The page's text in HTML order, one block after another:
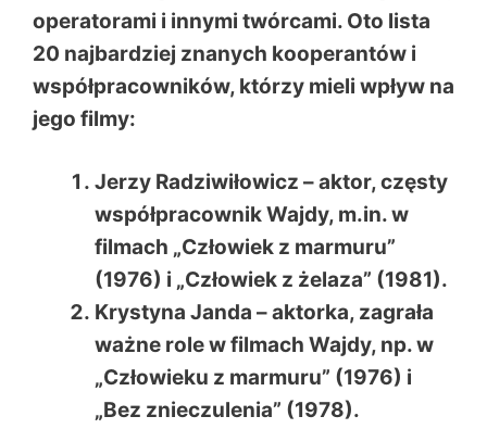
operatorami i innymi twórcami. Oto lista
20 najbardziej znanych kooperantów i
współpracowników, którzy mieli wpływ na
jego filmy:
Jerzy Radziwiłowicz – aktor, częsty
współpracownik Wajdy, m.in. w
filmach „Człowiek z marmuru”
(1976) i „Człowiek z żelaza” (1981).
Krystyna Janda – aktorka, zagrała
ważne role w filmach Wajdy, np. w
„Człowieku z marmuru” (1976) i
„Bez znieczulenia” (1978).